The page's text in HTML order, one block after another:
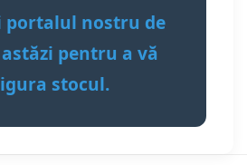
portalul nostru de
pentru a vă
stocul.